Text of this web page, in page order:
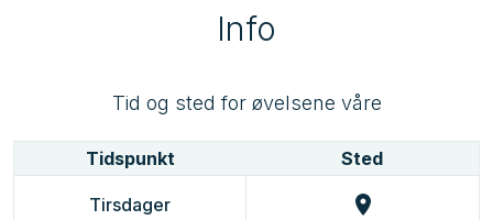
Info
Tid og sted for øvelsene våre
Tidspunkt Sted
Tirsdager